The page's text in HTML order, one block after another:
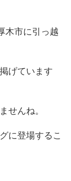
木市に引っ越
げています
せんね。
に登場するこ